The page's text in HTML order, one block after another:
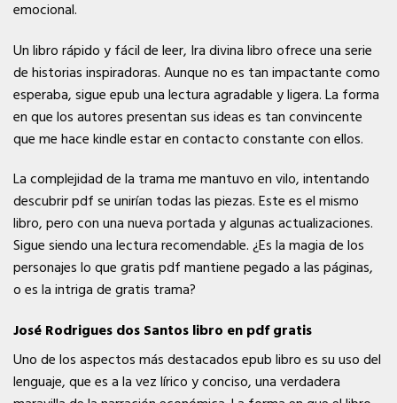
emocional.
Un libro rápido y fácil de leer, Ira divina libro ofrece una serie
de historias inspiradoras. Aunque no es tan impactante como
esperaba, sigue epub una lectura agradable y ligera. La forma
en que los autores presentan sus ideas es tan convincente
que me hace kindle estar en contacto constante con ellos.
La complejidad de la trama me mantuvo en vilo, intentando
descubrir pdf se unirían todas las piezas. Este es el mismo
libro, pero con una nueva portada y algunas actualizaciones.
Sigue siendo una lectura recomendable. ¿Es la magia de los
personajes lo que gratis pdf mantiene pegado a las páginas,
o es la intriga de gratis trama?
José Rodrigues dos Santos libro en pdf gratis
Uno de los aspectos más destacados epub libro es su uso del
lenguaje, que es a la vez lírico y conciso, una verdadera